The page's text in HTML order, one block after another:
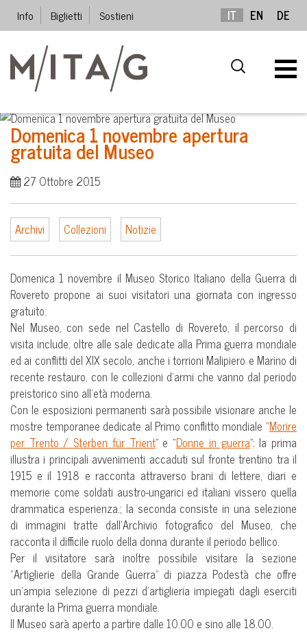
Info Biglietti Sostieni IT EN DE
Domenica 1 novembre apertura
gratuita del Museo
27 Ottobre 2015
Archivi Collezioni Notizie
Domenica 1 novembre il Museo Storico Italiano della Guerra di
Rovereto propone ai suoi visitatori una giornata con ingresso
gratuito.
Nel Museo, con sede nel Castello di Rovereto, il percorso di
visita include, oltre alle sale dedicate alla Prima guerra mondiale
ed ai conflitti del XIX secolo, anche i torrioni Malipiero e Marino di
recente restauro, con le collezioni d’armi che vanno dal periodo
preistorico sino all’età moderna.
Con le esposizioni permanenti sarà possibile visionare anche le
mostre temporanee dedicate al Primo conflitto mondiale “Morire
per Trento / Sterben für Trient” e “Donne in guerra”: la prima
illustra i principali avvenimenti accaduti sul fronte trentino tra il
1915 e il 1918 e racconta attraverso brani di lettere, diari e
memorie come soldati austro-ungarici ed italiani vissero quella
drammatica esperienza.; la seconda consiste in una selezione
di immagini tratte dall’Archivio fotografico del Museo, che
racconta il difficile ruolo della donna durante il periodo bellico.
Per il visitatore sarà inoltre possibile visitare la sezione
“Artiglierie della Grande Guerra” di piazza Podestà che offre
un’ampia selezione di pezzi d’artiglieria impiegati dagli eserciti
durante la Prima guerra mondiale.
Il Museo sarà aperto a partire dalle 10.00 e sino alle 18.00.